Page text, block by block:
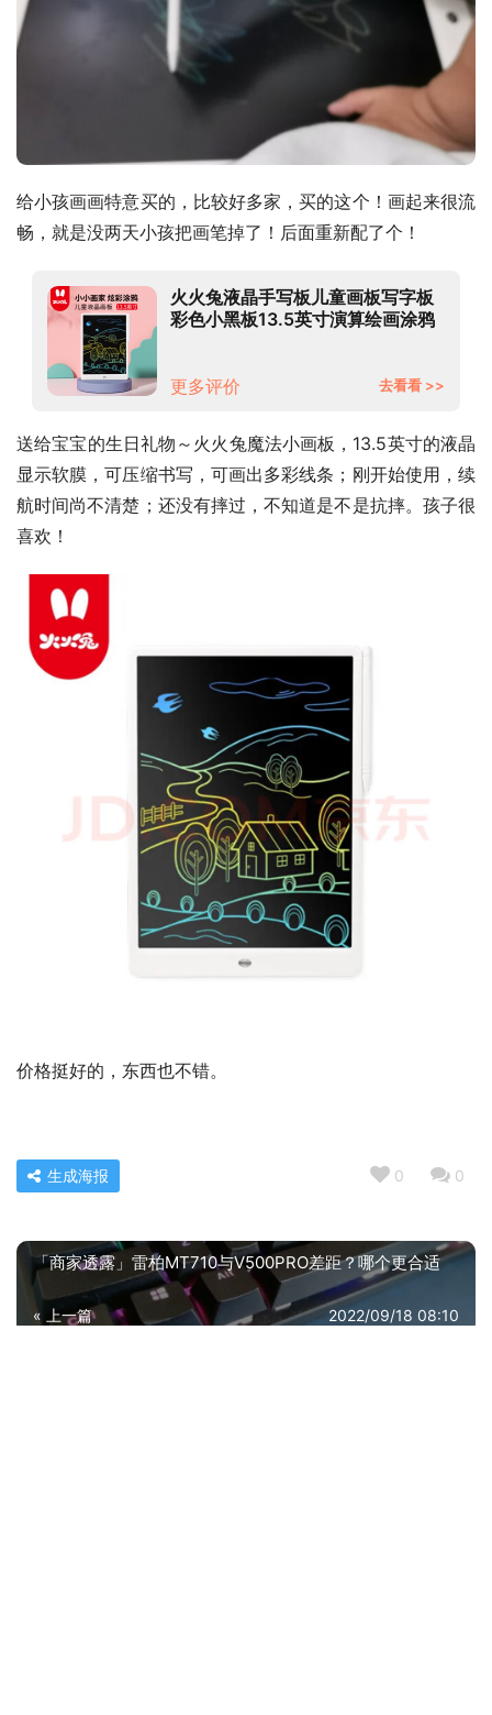
给小孩画画特意买的，比较好多家，买的这个！画起来很流
畅，就是没两天小孩把画笔掉了！后面重新配了个！
火火兔液晶手写板儿童画板写字板
彩色小黑板13.5英寸演算绘画涂鸦
更多评价 去看看 >>
送给宝宝的生日礼物～火火兔魔法小画板，13.5英寸的液晶
显示软膜，可压缩书写，可画出多彩线条；刚开始使用，续
航时间尚不清楚；还没有摔过，不知道是不是抗摔。孩子很
喜欢！
价格挺好的，东西也不错。
0 0
生成海报
「商家透露」雷柏MT710与V500PRO差距？哪个更合适
« 上一篇 2022/09/18 08:10